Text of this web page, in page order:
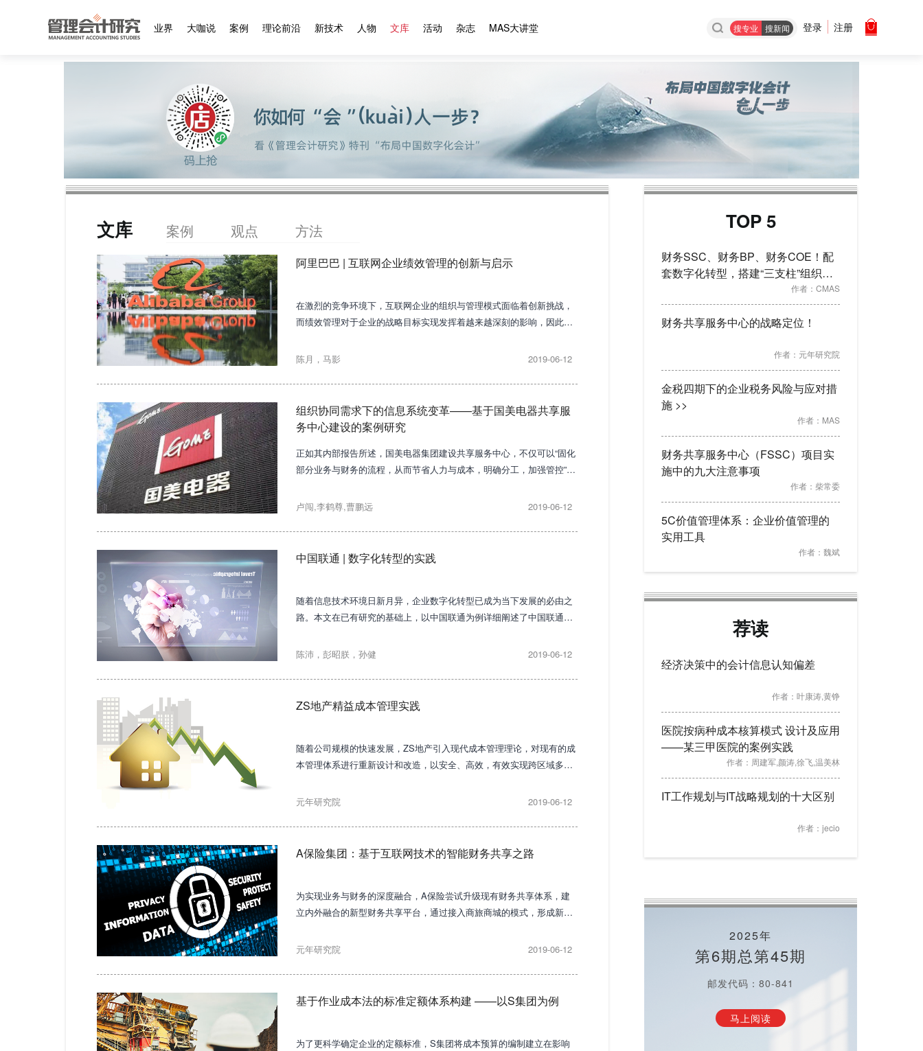
业界 大咖说 案例 理论前沿 新技术 人物 文库 活动 杂志 MAS大讲堂 搜专业 搜新闻 登录 注册
文库 案例 观点 方法
阿里巴巴 | 互联网企业绩效管理的创新与启示
在激烈的竞争环境下，互联网企业的组织与管理模式面临着创新挑战，
而绩效管理对于企业的战略目标实现发挥着越来越深刻的影响，因此如
业中的龙头，阿里巴巴的绩效管理实践对其他企业有着重要参考价值。
陈月，马影 2019-06-12
组织协同需求下的信息系统变革——基于国美电器共享服
务中心建设的案例研究
正如其内部报告所述，国美电器集团建设共享服务中心，不仅可以“固化
部分业务与财务的流程，从而节省人力与成本，明确分工，加强管控”，
体化共享。
卢闯,李鹤尊,曹鹏远 2019-06-12
中国联通 | 数字化转型的实践
随着信息技术环境日新月异，企业数字化转型已成为当下发展的必由之
路。本文在已有研究的基础上，以中国联通为例详细阐述了中国联通数
示。
陈沛，彭昭朕，孙健 2019-06-12
ZS地产精益成本管理实践
随着公司规模的快速发展，ZS地产引入现代成本管理理论，对现有的成
本管理体系进行重新设计和改造，以安全、高效，有效实现跨区域多项
元年研究院
2019-06-12
A保险集团：基于互联网技术的智能财务共享之路
为实现业务与财务的深度融合，A保险尝试升级现有财务共享体系，建
立内外融合的新型财务共享平台，通过接入商旅商城的模式，形成新型
元年研究院
2019-06-12
基于作业成本法的标准定额体系构建 ——以S集团为例
为了更科学确定企业的定额标准，S集团将成本预算的编制建立在影响
TOP 5
财务SSC、财务BP、财务COE！配
套数字化转型，搭建“三支柱”组织架
作者： CMAS
财务共享服务中心的战略定位！
作者： 元年研究院
金税四期下的企业税务风险与应对措
施 >>
作者： MAS
财务共享服务中心（FSSC）项目实
施中的九大注意事项
作者： 柴常委
5C价值管理体系：企业价值管理的
实用工具
作者： 魏斌
荐读
经济决策中的会计信息认知偏差
作者： 叶康涛,黄铮
医院按病种成本核算模式 设计及应用
——某三甲医院的案例实践
作者： 周建军,颜涛,徐飞,温美林
IT工作规划与IT战略规划的十大区别
作者： jecio
2025年
第6期总第45期
邮发代码：80-841
马上阅读